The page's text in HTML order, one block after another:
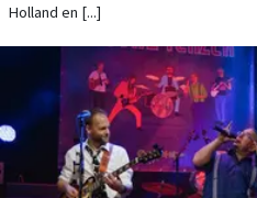
Holland en [...]